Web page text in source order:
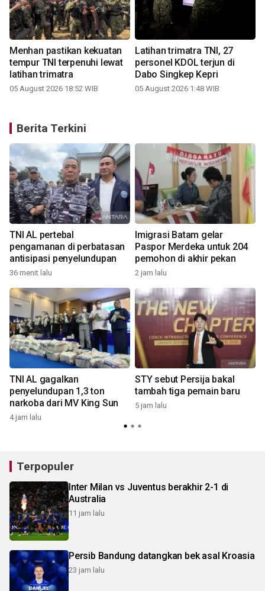
Menhan pastikan kekuatan
tempur TNI terpenuhi lewat
latihan trimatra
05 August 2026 18:52 WIB
Latihan trimatra TNI, 27
personel KDOL terjun di
Dabo Singkep Kepri
05 August 2026 1:48 WIB
Berita Terkini
TNI AL pertebal
pengamanan di perbatasan
antisipasi penyelundupan
36 menit lalu
Imigrasi Batam gelar
Paspor Merdeka untuk 204
pemohon di akhir pekan
2 jam lalu
TNI AL gagalkan
penyelundupan 1,3 ton
narkoba dari MV King Sun
4 jam lalu
STY sebut Persija bakal
tambah tiga pemain baru
5 jam lalu
Terpopuler
Inter Milan vs Juventus berakhir 2-1 di
Australia
11 jam lalu
Persib Bandung datangkan bek asal Kroasia
23 jam lalu